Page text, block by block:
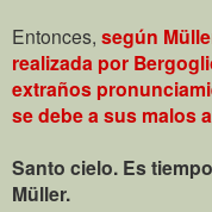
Entonces, según
realizada por
extraños
se debe a sus malos
Santo cielo. Es
Müller.